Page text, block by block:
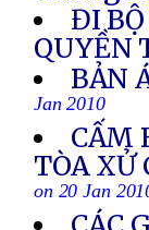
ĐI
QUYỀN
BẢN
Jan 2010
CẤM
TÒA XỬ
on 20 Jan